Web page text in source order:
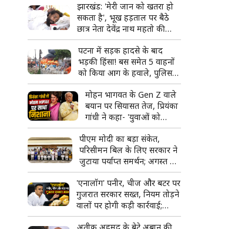
झारखंड: 'मेरी जान को खतरा हो
सकता है', भूख हड़ताल पर बैठे
छात्र नेता देवेंद्र नाथ महतो की
बिगड़ी हालत, अस्पताल में भर्ती
पटना में सड़क हादसे के बाद
भड़की हिंसा! बस समेत 5 वाहनों
को किया आग के हवाले, पुलिस
और मीडिया पर भी पथराव
मोहन भागवत के Gen Z वाले
बयान पर सियासत तेज, प्रियंका
गांधी ने कहा- 'युवाओं को
उनके...'
पीएम मोदी का बड़ा संकेत,
परिसीमन बिल के लिए सरकार ने
जुटाया पर्याप्त समर्थन; अगस्त में
हो सकता है विशेष सत्र
'एनालॉग' पनीर, चीज और बटर पर
गुजरात सरकार सख्त, नियम तोड़ने
वालों पर होगी कड़ी कार्रवाई;
टास्क फोर्स बनाने का ऐलान